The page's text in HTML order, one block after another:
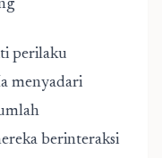
perilaku
menyadari
berinteraksi